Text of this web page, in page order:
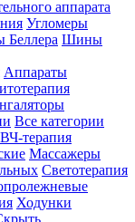
аппарата
Угломеры
Шины
Аппараты
Все категории
терапия
Массажеры
Светотерапия
Ходунки